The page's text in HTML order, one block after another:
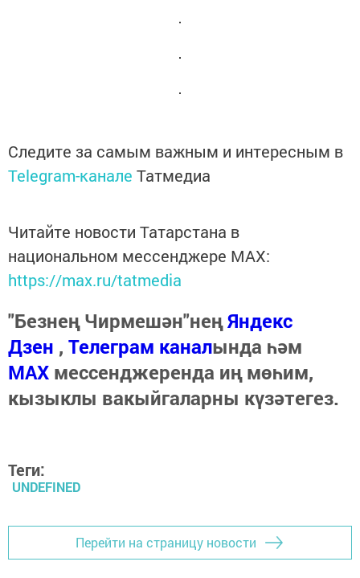
Следите за самым важным и интересным в
Telegram-канале Татмедиа
Читайте новости Татарстана в
национальном мессенджере MАХ:
https://max.ru/tatmedia
"Безнең Чирмешән"неңЯндекс
Дзен , Телеграм каналында һәм
МАХ мессенджеренда иң мөһим,
кызыклы вакыйгаларны күзәтегез.
Теги:
UNDEFINED
Перейти на страницу новости